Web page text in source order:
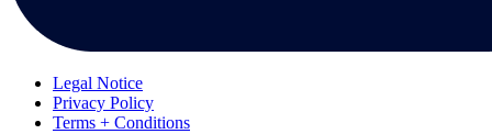
Legal Notice
Privacy Policy
Terms + Conditions